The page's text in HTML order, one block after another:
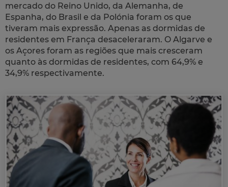
mercado do Reino Unido, da Alemanha, de
Espanha, do Brasil e da Polónia foram os que
tiveram mais expressão. Apenas as dormidas de
residentes em França desaceleraram. O Algarve e
os Açores foram as regiões que mais cresceram
quanto às dormidas de residentes, com 64,9% e
34,9% respectivamente.